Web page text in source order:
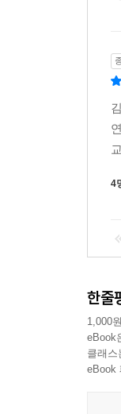
4
한줄
1,000
eBook
클래
eBook